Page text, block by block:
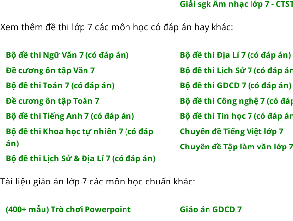
Giải sgk Âm nhạc lớp 7 -
Xem thêm đề thi lớp 7 các môn học có đáp án hay khác:
Bộ đề thi Ngữ Văn 7 (có đáp án)
Đề cương ôn tập Văn 7
Bộ đề thi Toán 7 (có đáp án)
Đề cương ôn tập Toán 7
Bộ đề thi Tiếng Anh 7 (có đáp án)
Bộ đề thi Khoa học tự nhiên 7 (có đáp
án)
Bộ đề thi Lịch Sử & Địa Lí 7 (có đáp án)
Bộ đề thi Địa Lí 7 (có đáp án)
Bộ đề thi Lịch Sử 7 (có đáp
Bộ đề thi GDCD 7 (có đáp án)
Bộ đề thi Công nghệ 7 (có
Bộ đề thi Tin học 7 (có đáp
Chuyên đề Tiếng Việt lớp 7
Chuyên đề Tập làm văn lớp 7
Tài liệu giáo án lớp 7 các môn học chuẩn khác:
(400+ mẫu) Trò chơi Powerpoint
Giáo án GDCD 7